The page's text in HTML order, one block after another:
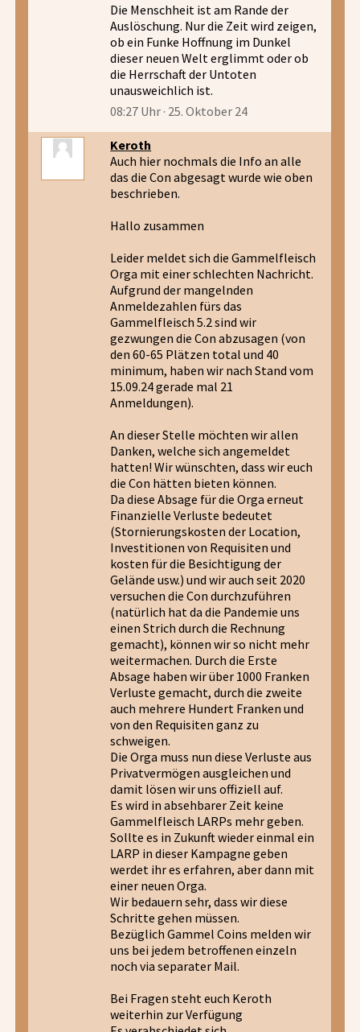
Die Menschheit ist am Rande der
Auslöschung. Nur die Zeit wird zeigen,
ob ein Funke Hoffnung im Dunkel
dieser neuen Welt erglimmt oder ob
die Herrschaft der Untoten
unausweichlich ist.
08:27 Uhr · 25. Oktober 24
Keroth
Auch hier nochmals die Info an alle
das die Con abgesagt wurde wie oben
beschrieben.
Hallo zusammen
Leider meldet sich die Gammelfleisch
Orga mit einer schlechten Nachricht.
Aufgrund der mangelnden
Anmeldezahlen fürs das
Gammelfleisch 5.2 sind wir
gezwungen die Con abzusagen (von
den 60-65 Plätzen total und 40
minimum, haben wir nach Stand vom
15.09.24 gerade mal 21
Anmeldungen).
An dieser Stelle möchten wir allen
Danken, welche sich angemeldet
hatten! Wir wünschten, dass wir euch
die Con hätten bieten können.
Da diese Absage für die Orga erneut
Finanzielle Verluste bedeutet
(Stornierungskosten der Location,
Investitionen von Requisiten und
kosten für die Besichtigung der
Gelände usw.) und wir auch seit 2020
versuchen die Con durchzuführen
(natürlich hat da die Pandemie uns
einen Strich durch die Rechnung
gemacht), können wir so nicht mehr
weitermachen. Durch die Erste
Absage haben wir über 1000 Franken
Verluste gemacht, durch die zweite
auch mehrere Hundert Franken und
von den Requisiten ganz zu
schweigen.
Die Orga muss nun diese Verluste aus
Privatvermögen ausgleichen und
damit lösen wir uns offiziell auf.
Es wird in absehbarer Zeit keine
Gammelfleisch LARPs mehr geben.
Sollte es in Zukunft wieder einmal ein
LARP in dieser Kampagne geben
werdet ihr es erfahren, aber dann mit
einer neuen Orga.
Wir bedauern sehr, dass wir diese
Schritte gehen müssen.
Bezüglich Gammel Coins melden wir
uns bei jedem betroffenen einzeln
noch via separater Mail.
Bei Fragen steht euch Keroth
weiterhin zur Verfügung